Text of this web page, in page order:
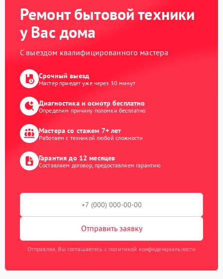
Ремонт бытовой техники
у Вас дома
С выездом квалифицированного мастера
Срочный выезд
Мастер приедет уже через 30 минут
Диагностика и осмотр бесплатно
Определим причину поломки бесплатно
Мастера со стажем 7+ лет
Работаем с техникой любой сложности
Гарантия до 12 месяцев
Составляем договор, предоставляем гарантию
Отправить заявку
Отправляя, Вы соглашаетесь с политикой конфиденциальности